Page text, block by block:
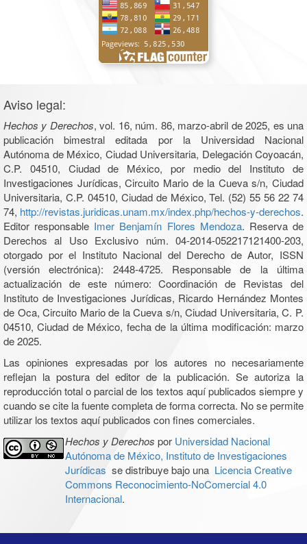
Aviso legal:
Hechos y Derechos, vol. 16, núm. 86, marzo-abril de 2025, es una
publicación bimestral editada por la Universidad Nacional
Autónoma de México, Ciudad Universitaria, Delegación Coyoacán,
C.P. 04510, Ciudad de México, por medio del Instituto de
Investigaciones Jurídicas, Circuito Mario de la Cueva s/n, Ciudad
Universitaria, C.P. 04510, Ciudad de México, Tel. (52) 55 56 22 74
74, http://revistas.juridicas.unam.mx/index.php/hechos-y-derechos.
Editor responsable Imer Benjamín Flores Mendoza. Reserva de
Derechos al Uso Exclusivo núm. 04-2014-052217121400-203,
otorgado por el Instituto Nacional del Derecho de Autor, ISSN
(versión electrónica): 2448-4725. Responsable de la última
actualización de este número: Coordinación de Revistas del
Instituto de Investigaciones Jurídicas, Ricardo Hernández Montes
de Oca, Circuito Mario de la Cueva s/n, Ciudad Universitaria, C. P.
04510, Ciudad de México, fecha de la última modificación: marzo
de 2025.
Las opiniones expresadas por los autores no necesariamente
reflejan la postura del editor de la publicación. Se autoriza la
reproducción total o parcial de los textos aquí publicados siempre y
cuando se cite la fuente completa de forma correcta. No se permite
utilizar los textos aquí publicados con fines comerciales.
Hechos y Derechos por Universidad Nacional
Autónoma de México, Instituto de Investigaciones
Jurídicas se distribuye bajo una Licencia Creative
Commons Reconocimiento-NoComercial 4.0
Internacional.